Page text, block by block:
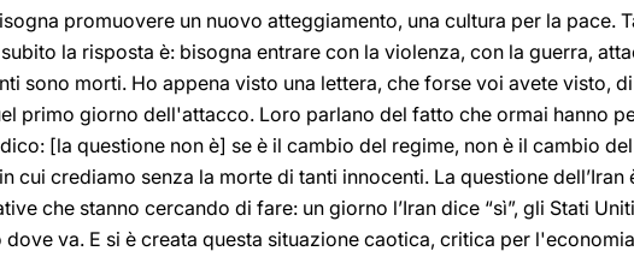
promuovere un nuovo atteggiamento, una cultura per la pace.
la risposta è: bisogna entrare con la violenza, con la guerra,
sono morti. Ho appena visto una lettera, che forse voi avete visto,
primo giorno dell'attacco. Loro parlano del fatto che ormai hanno
[la questione non è] se è il cambio del regime, non è il cambio
cui crediamo senza la morte di tanti innocenti. La questione dell’Iran
che stanno cercando di fare: un giorno l’Iran dice “sì”, gli Stati
va. E si è creata questa situazione caotica, critica per